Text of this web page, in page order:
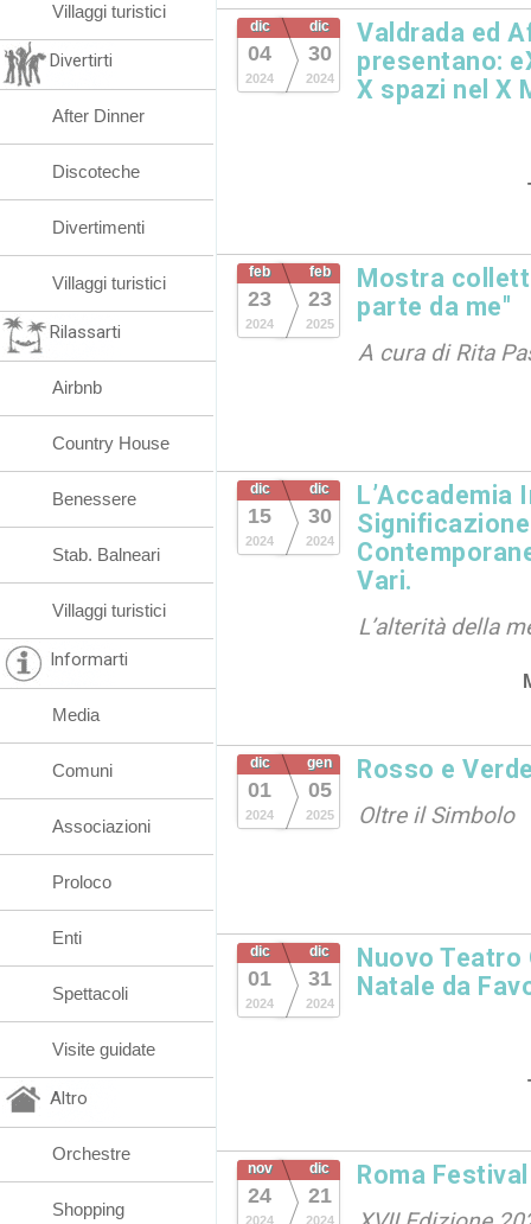
dic
04
2024
dic
30
2024
Valdrada ed
presentano:
X spazi nel X
feb
23
2024
feb
23
2025
Mostra
parte da me"
A cura di Rita
dic
15
2024
dic
30
2024
L’Accademia
Vari.
L’alterità della
dic
01
2024
gen
05
2025
Rosso e
Oltre il Simbolo
dic
01
2024
dic
31
2024
Nuovo Teatro
Natale da
nov
24
2024
dic
21
2024
Roma
Villaggi turistici
Divertirti
After Dinner
Discoteche
Divertimenti
Villaggi turistici
Rilassarti
Airbnb
Country House
Benessere
Stab. Balneari
Villaggi turistici
Informarti
Media
Comuni
Associazioni
Proloco
Enti
Spettacoli
Visite guidate
Altro
Orchestre
Shopping